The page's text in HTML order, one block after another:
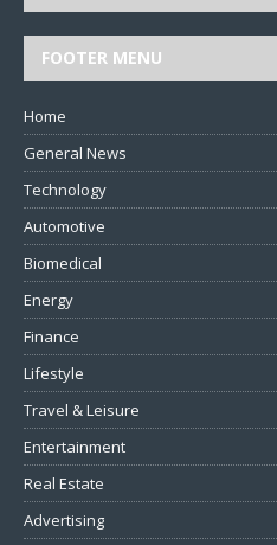
FOOTER MENU
Home
General News
Technology
Automotive
Biomedical
Energy
Finance
Lifestyle
Travel & Leisure
Entertainment
Real Estate
Advertising